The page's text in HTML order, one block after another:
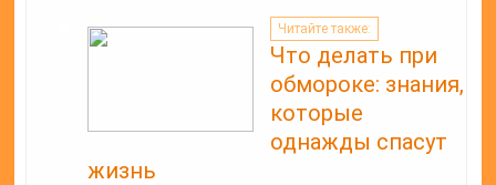
Читайте также:
Что делать при
обмороке: знания,
которые
однажды спасут
жизнь